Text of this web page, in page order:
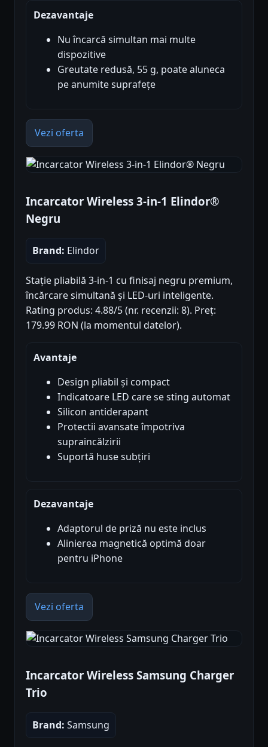
Dezavantaje
Nu încarcă simultan mai multe
dispozitive
Greutate redusă, 55 g, poate aluneca
pe anumite suprafețe
Vezi oferta
Incarcator Wireless 3-in-1 Elindor®
Negru
Brand: Elindor
Stație pliabilă 3-in-1 cu finisaj negru premium,
încărcare simultană și LED-uri inteligente.
Rating produs: 4.88/5 (nr. recenzii: 8). Preț:
179.99 RON (la momentul datelor).
Avantaje
Design pliabil și compact
Indicatoare LED care se sting automat
Silicon antiderapant
Protectii avansate împotriva
supraincălzirii
Suportă huse subțiri
Dezavantaje
Adaptorul de priză nu este inclus
Alinierea magnetică optimă doar
pentru iPhone
Vezi oferta
Incarcator Wireless Samsung Charger
Trio
Brand: Samsung